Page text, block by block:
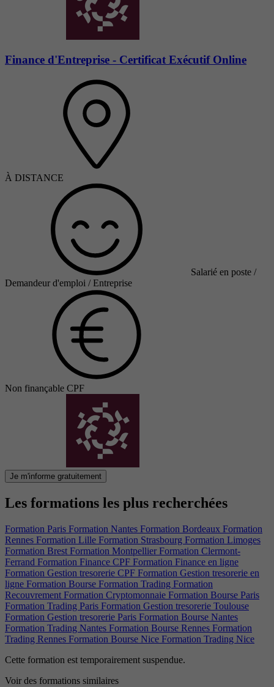
Finance d'Entreprise - Certificat Exécutif Online
À DISTANCE
Salarié en poste /
Demandeur d'emploi / Entreprise
Non finançable CPF
Je m'informe gratuitement
Les formations les plus recherchées
Formation Paris Formation Nantes Formation Bordeaux Formation
Rennes Formation Lille Formation Strasbourg Formation Limoges
Formation Brest Formation Montpellier Formation Clermont-
Ferrand Formation Finance CPF Formation Finance en ligne
Formation Gestion tresorerie CPF Formation Gestion tresorerie en
ligne Formation Bourse Formation Trading Formation
Recouvrement Formation Cryptomonnaie Formation Bourse Paris
Formation Trading Paris Formation Gestion tresorerie Toulouse
Formation Gestion tresorerie Paris Formation Bourse Nantes
Formation Trading Nantes Formation Bourse Rennes Formation
Trading Rennes Formation Bourse Nice Formation Trading Nice
Cette formation est temporairement suspendue.
Voir des formations similaires